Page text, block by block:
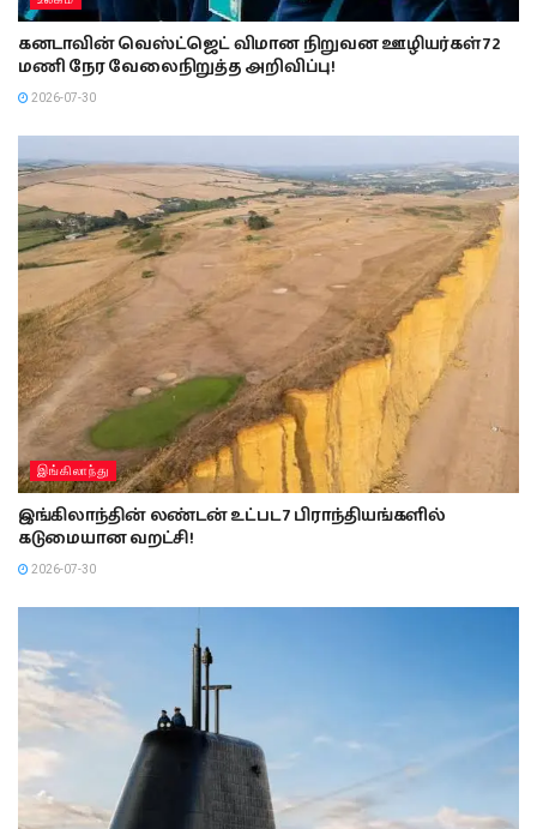
கனடாவின் வெஸ்ட்ஜெட் விமான நிறுவன ஊழியர்கள் 72
மணி நேர வேலைநிறுத்த அறிவிப்பு!
2026-07-30
இங்கிலாந்து
இங்கிலாந்தின் லண்டன் உட்பட 7 பிராந்தியங்களில்
கடுமையான வறட்சி!
2026-07-30